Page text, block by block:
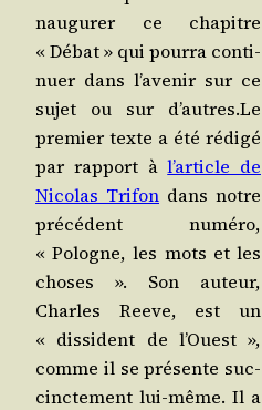
nau­gu­rer ce cha­pitre
« Débat » qui pour­ra conti­
nuer dans l’a­ve­nir sur ce
sujet ou sur d’autres.Le
pre­mier texte a été rédi­gé
par rap­port àl’ar­ticle de
Nico­las Tri­fon dans notre
pré­cé­dent numé­ro,
« Pologne, les mots et les
choses ». Son auteur,
Charles Reeve, est un
« dis­si­dent de l’Ouest »,
comme il se pré­sente suc­
cinc­te­ment lui-même. Il a